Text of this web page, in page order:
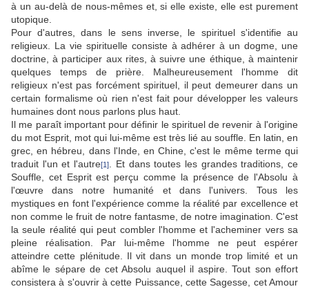
à un au-delà de nous-mêmes et, si elle existe, elle est purement
utopique.
Pour d'autres, dans le sens inverse, le spirituel s'identifie au
religieux. La vie spirituelle consiste à adhérer à un dogme, une
doctrine, à participer aux rites, à suivre une éthique, à maintenir
quelques temps de prière. Malheureusement l'homme dit
religieux n'est pas forcément spirituel, il peut demeurer dans un
certain formalisme où rien n'est fait pour développer les valeurs
humaines dont nous parlons plus haut.
Il me paraît important pour définir le spirituel de revenir à l'origine
du mot Esprit, mot qui lui-même est très lié au souffle. En latin, en
grec, en hébreu, dans l'Inde, en Chine, c'est le même terme qui
traduit l'un et l'autre[1]
. Et dans toutes les grandes traditions, ce
Souffle, cet Esprit est perçu comme la présence de l'Absolu à
l'œuvre dans notre humanité et dans l'univers. Tous les
mystiques en font l'expérience comme la réalité par excellence et
non comme le fruit de notre fantasme, de notre imagination. C'est
la seule réalité qui peut combler l'homme et l'acheminer vers sa
pleine réalisation. Par lui-même l'homme ne peut espérer
atteindre cette plénitude. Il vit dans un monde trop limité et un
abîme le sépare de cet Absolu auquel il aspire. Tout son effort
consistera à s'ouvrir à cette Puissance, cette Sagesse, cet Amour